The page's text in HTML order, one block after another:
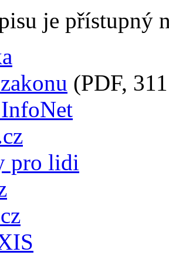
je přístupný
(PDF,
pro lidi